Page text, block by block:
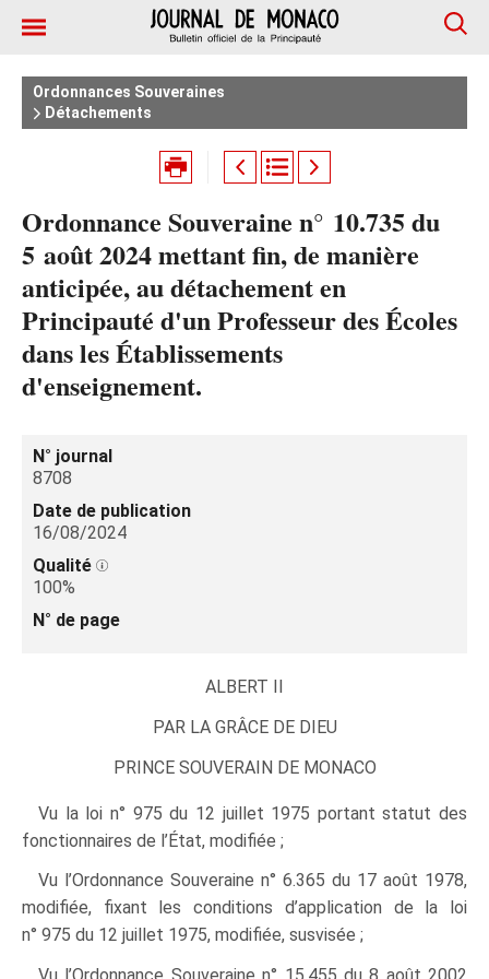
Ordonnances Souveraines
Détachements
Ordonnance Souveraine n° 10.735 du
5 août 2024 mettant fin, de manière
anticipée, au détachement en
Principauté d'un Professeur des Écoles
dans les Établissements
d'enseignement.
N° journal
8708
Date de publication
16/08/2024
Qualité
100%
N° de page
ALBERT II
PAR LA GRÂCE DE DIEU
PRINCE SOUVERAIN DE MONACO
Vu la loi n° 975 du 12 juillet 1975 portant statut des
fonctionnaires de l’État, modifiée ;
Vu l’Ordonnance Souveraine n° 6.365 du 17 août 1978,
modifiée, fixant les conditions d’application de la loi
n° 975 du 12 juillet 1975, modifiée, susvisée ;
Vu l’Ordonnance Souveraine n° 15.455 du 8 août 2002